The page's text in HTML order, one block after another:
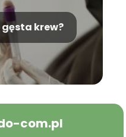
gęsta krew?
com.pl